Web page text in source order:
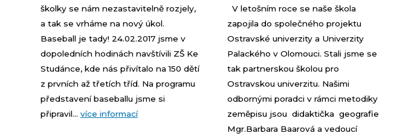
školky se nám nezastavitelně rozjely,
a tak se vrháme na nový úkol.
Baseball je tady! 24.02.2017 jsme v
dopoledních hodinách navštívili ZŠ Ke
Studánce, kde nás přivítalo na 150 dětí
z prvních až třetích tříd. Na programu
představení baseballu jsme si
připravil... více informací
V letošním roce se naše škola
zapojila do společného projektu
Ostravské univerzity a Univerzity
Palackého v Olomouci. Stali jsme se
tak partnerskou školou pro
Ostravskou univerzitu. Našimi
odbornými poradci v rámci metodiky
zeměpisu jsou didaktička geografie
Mgr.Barbara Baarová a vedoucí